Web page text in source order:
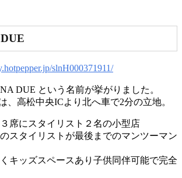
slnH000371911/
DUE という名前が挙がりました。
、高松中央ICより北へ車で2分の立地。
席にスタイリスト２名の小型店
スタイリストが最後までのマンツーマン
キッズスペースあり子供同伴可能で完全